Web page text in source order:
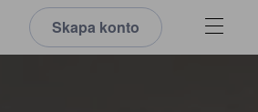
Skapa konto